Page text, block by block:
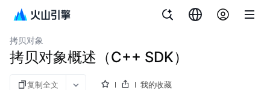
对象存储
拷贝对象
拷贝对象概述（C++ SDK）
复制全文 我的收藏